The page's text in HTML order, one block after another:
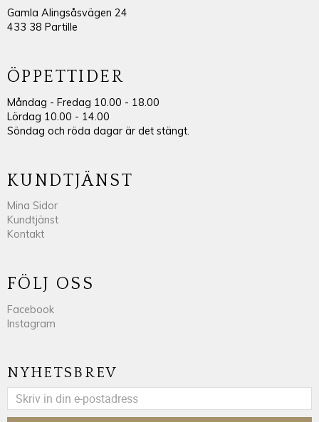
Gamla Alingsåsvägen 24
433 38 Partille
ÖPPETTIDER
Måndag - Fredag 10.00 - 18.00
Lördag 10.00 - 14.00
Söndag och röda dagar är det stängt.
KUNDTJÄNST
Mina Sidor
Kundtjänst
Kontakt
FÖLJ OSS
Facebook
Instagram
NYHETSBREV